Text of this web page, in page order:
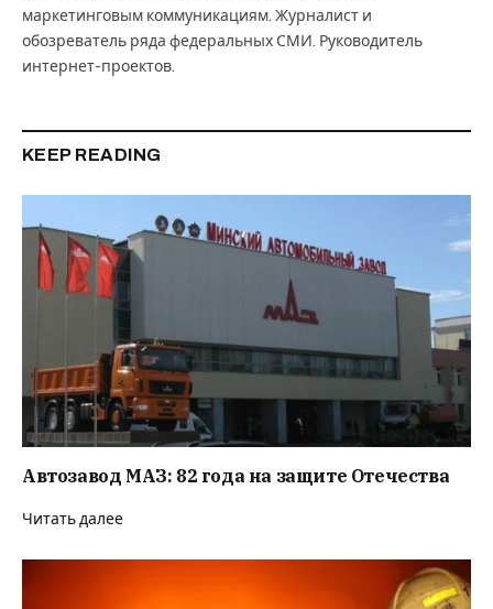
маркетинговым коммуникациям. Журналист и
обозреватель ряда федеральных СМИ. Руководитель
интернет-проектов.
KEEP READING
Автозавод МАЗ: 82 года на защите Отечества
Читать далее